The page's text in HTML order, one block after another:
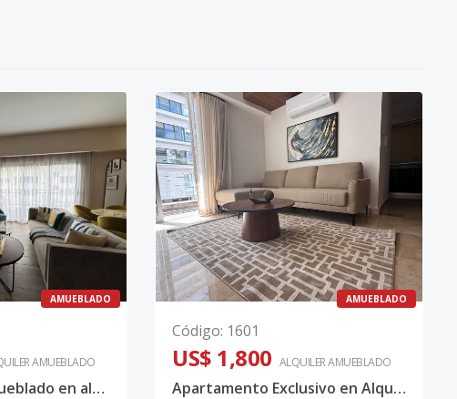
AMUEBLADO
AMUEBLADO
Apartamento amueblado en alquiler en Piantini | 1 habitación
AMUEBLADO
Código: 1601
US$ 1,800 ALQUILERAMUEBLADO
Apartamento Exclusivo en Alquiler en Piantini | Piso Alto con Amenidades